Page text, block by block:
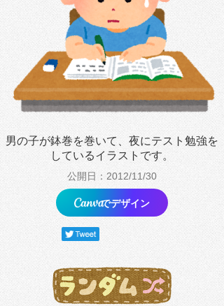
男の子が鉢巻を巻いて、夜にテスト勉強を
しているイラストです。
公開日：2012/11/30
でデザイン